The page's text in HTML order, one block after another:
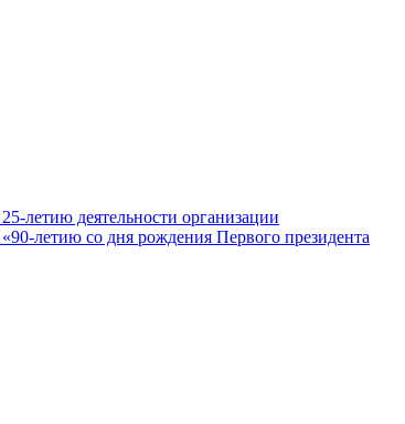
летию деятельности организации
летию со дня рождения Первого президента